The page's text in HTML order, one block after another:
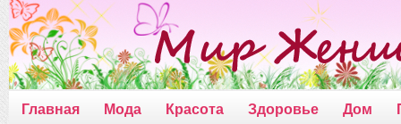
Главная Мода Красота Здоровье Дом